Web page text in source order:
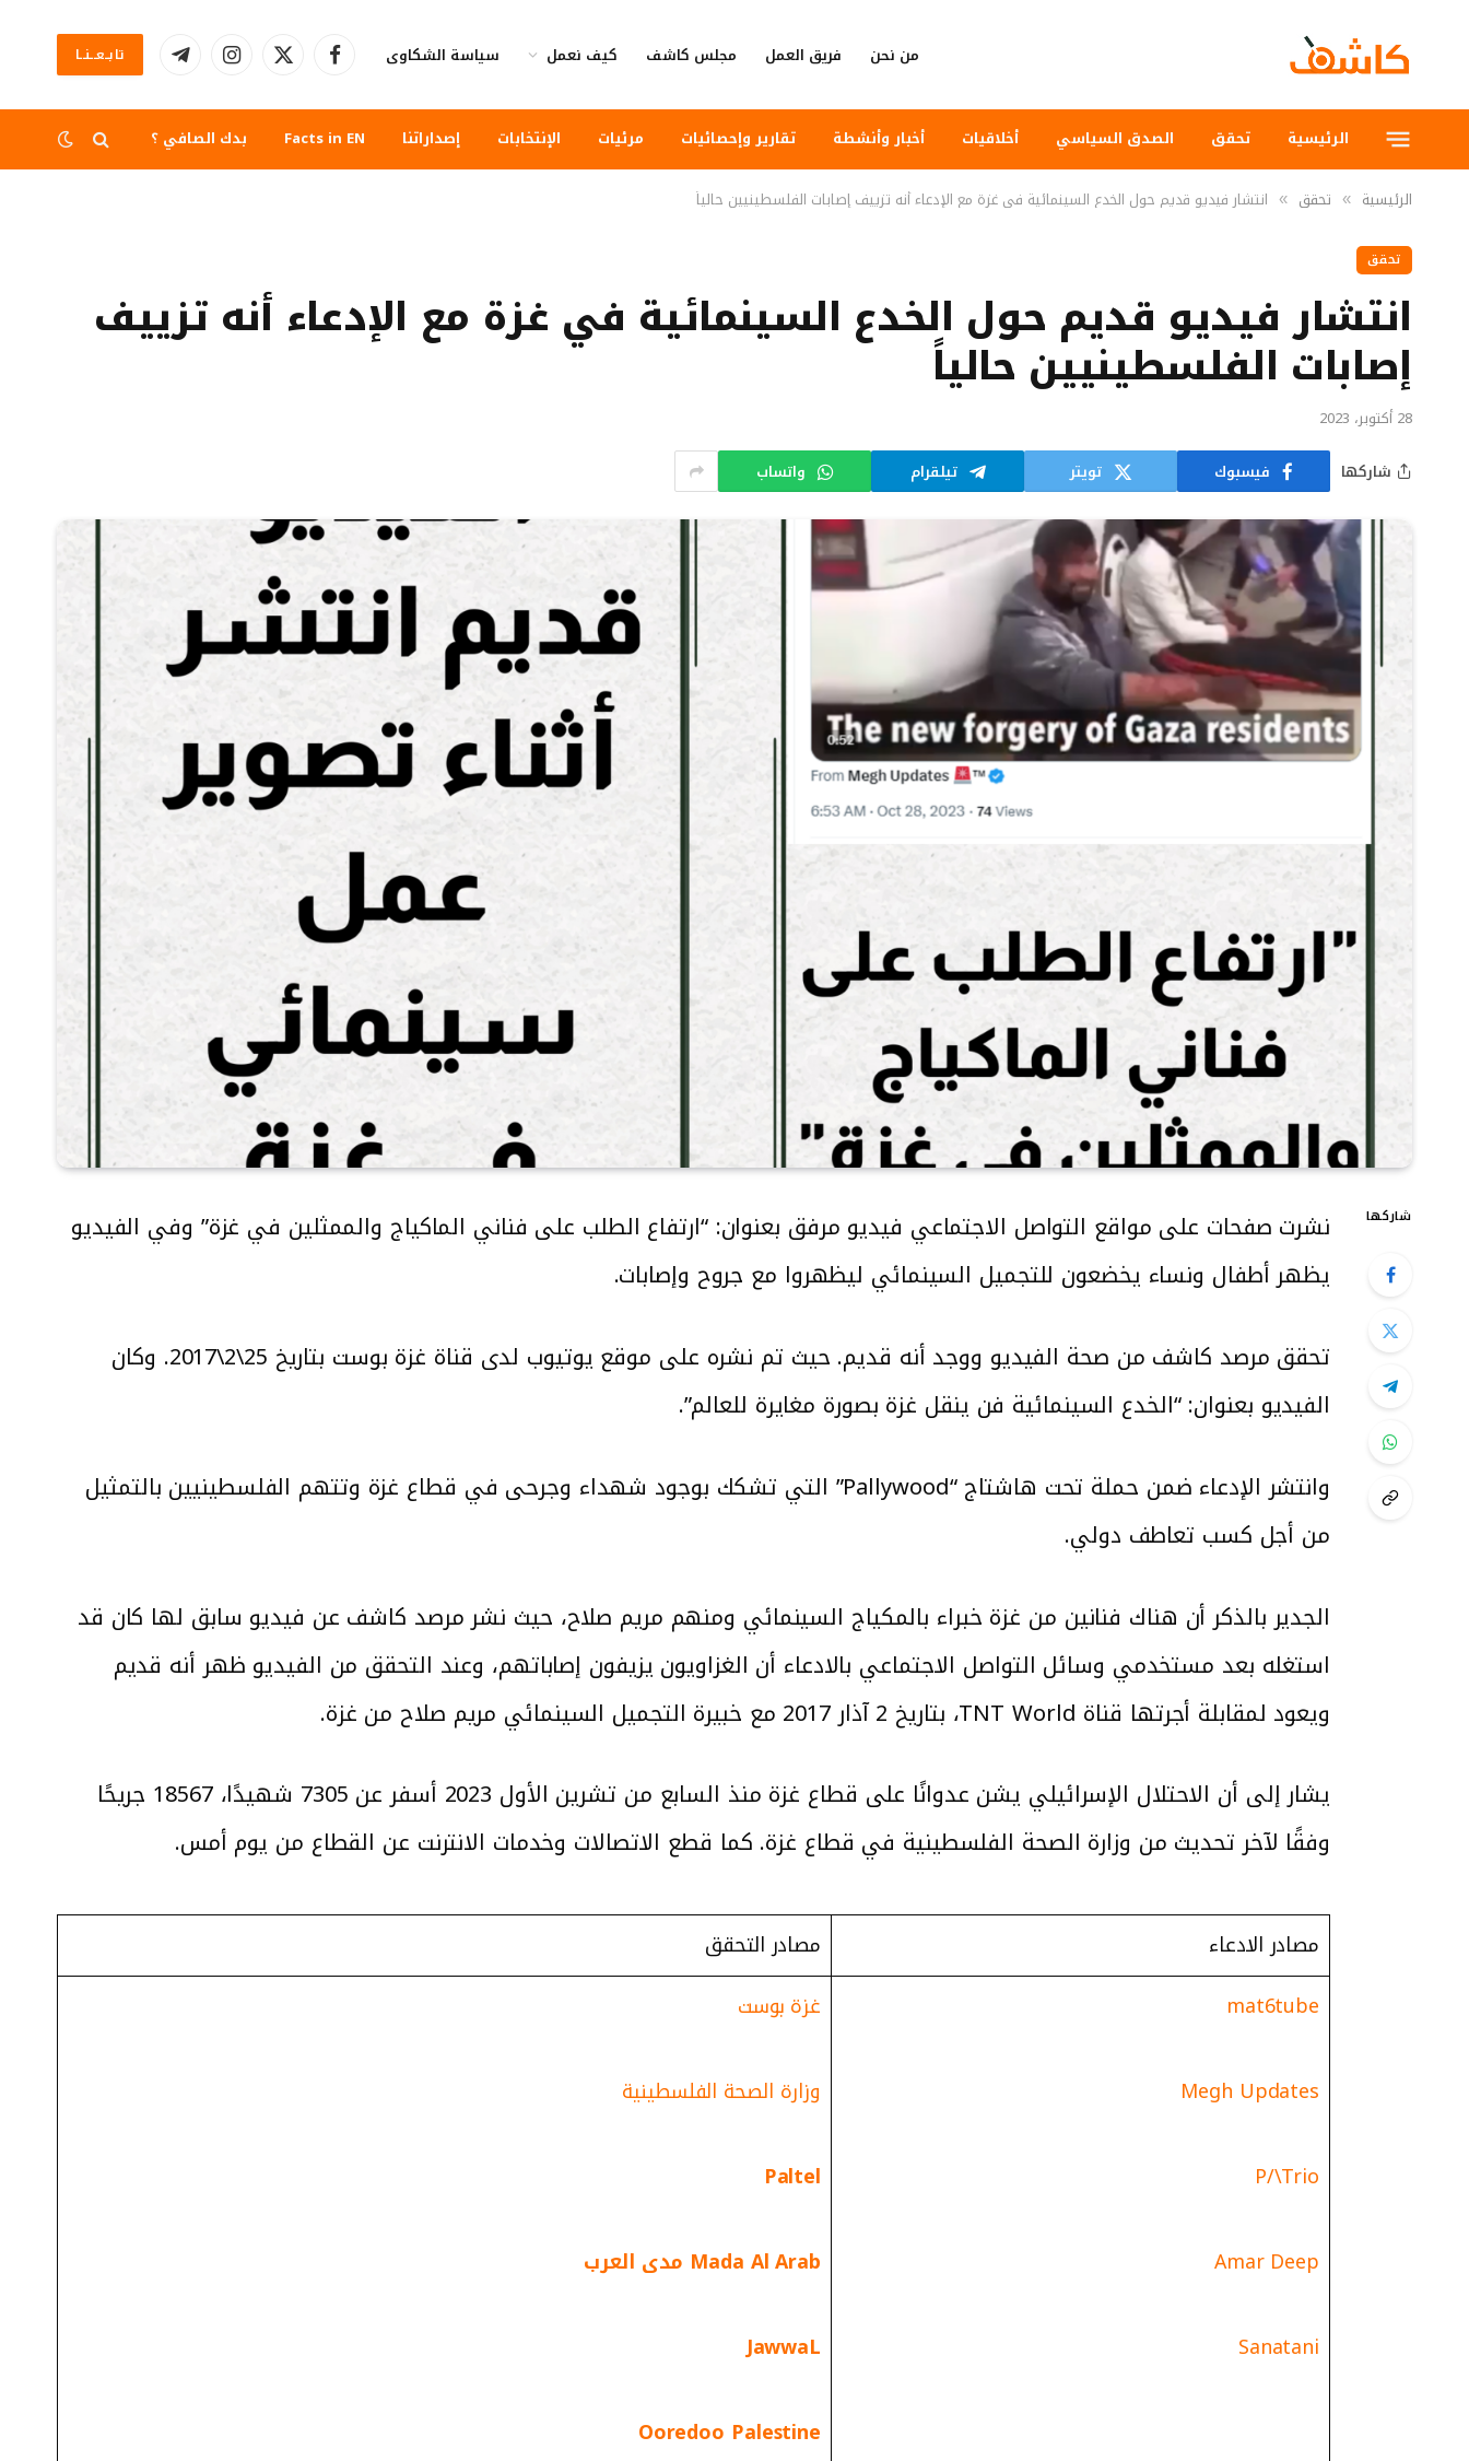
من نحن فريق العمل مجلس كاشف كيف نعمل سياسة الشكاوى فيسبوكX الانستغرامتيلقرام تابــعــنــا
الرئيسية تحقق الصدق السياسي أخلاقيات أخبار وأنشطة تقارير وإحصائيات مرئيات الإنتخابات إصداراتنا Facts in EN بدك الصافي ؟
الرئيسية » تحقق » انتشار فيديو قديم حول الخدع السينمائية في غزة مع الإدعاء أنه تزييف إصابات الفلسطينيين حالياً
تحقق
انتشار فيديو قديم حول الخدع السينمائية في غزة مع الإدعاء أنه تزييف
إصابات الفلسطينيين حالياً
28 أكتوبر، 2023
شاركها
فيسبوك تويتر تيلقرام واتساب
شاركها
نشرت صفحات على مواقع التواصل الاجتماعي فيديو مرفق بعنوان: “ارتفاع الطلب على فناني الماكياج والممثلين في غزة” وفي الفيديو
يظهر أطفال ونساء يخضعون للتجميل السينمائي ليظهروا مع جروح وإصابات.
تحقق مرصد كاشف من صحة الفيديو ووجد أنه قديم. حيث تم نشره على موقع يوتيوب لدى قناة غزة بوست بتاريخ 25\2\2017. وكان
الفيديو بعنوان: “الخدع السينمائية فن ينقل غزة بصورة مغايرة للعالم”.
وانتشر الإدعاء ضمن حملة تحت هاشتاج “Pallywood” التي تشكك بوجود شهداء وجرحى في قطاع غزة وتتهم الفلسطينيين بالتمثيل
من أجل كسب تعاطف دولي.
الجدير بالذكر أن هناك فنانين من غزة خبراء بالمكياج السينمائي ومنهم مريم صلاح، حيث نشر مرصد كاشف عن فيديو سابق لها كان قد
استغله بعد مستخدمي وسائل التواصل الاجتماعي بالادعاء أن الغزاويون يزيفون إصاباتهم، وعند التحقق من الفيديو ظهر أنه قديم
ويعود لمقابلة أجرتها قناة TNT World، بتاريخ 2 آذار 2017 مع خبيرة التجميل السينمائي مريم صلاح من غزة.
يشار إلى أن الاحتلال الإسرائيلي يشن عدوانًا على قطاع غزة منذ السابع من تشرين الأول 2023 أسفر عن 7305 شهيدًا، 18567 جريحًا
وفقًا لآخر تحديث من وزارة الصحة الفلسطينية في قطاع غزة. كما قطع الاتصالات وخدمات الانترنت عن القطاع من يوم أمس.
مصادر الادعاء
مصادر التحقق
mat6tube
Megh Updates
P/\Trio
Amar Deep
Sanatani
غزة بوست
وزارة الصحة الفلسطينية
Paltel
Mada Al Arab مدى العرب
JawwaL
Ooredoo Palestine